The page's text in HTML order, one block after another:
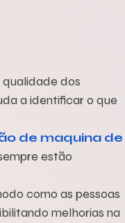
dos
a identificar o que
de maquina de
estão
como as pessoas
melhorias na